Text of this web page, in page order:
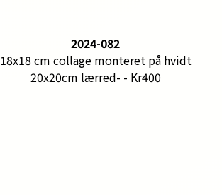
2024-082
18x18 cm collage monteret på hvidt
20x20cm lærred- - Kr400